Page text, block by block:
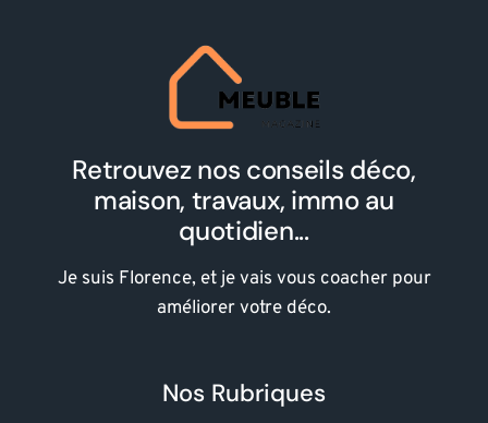
Retrouvez nos conseils déco,
maison, travaux, immo au
quotidien...
Je suis Florence, et je vais vous coacher pour
améliorer votre déco.
Nos Rubriques